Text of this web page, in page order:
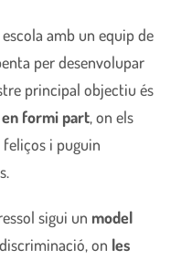
amb un equip de
per desenvolupar
principal objectiu és
formi part, on els
i puguin
sigui un model
on les